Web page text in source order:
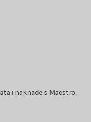
i naknade s Maestro,